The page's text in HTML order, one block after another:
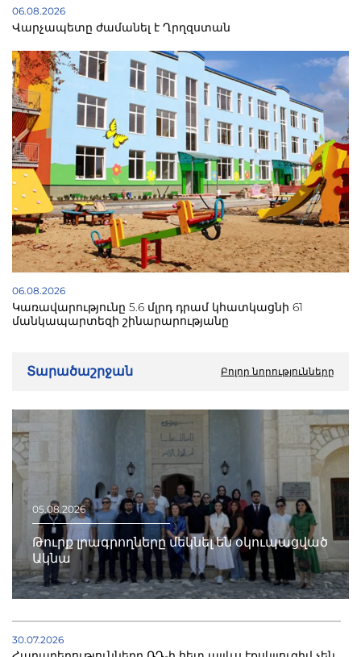
06.08.2026
Վարչապետը ժամանել է Ղրղզստան
06.08.2026
Կառավարությունը 5.6 մլրդ դրամ կհատկացնի 61
մանկապարտեզի շինարարությանը
Տարածաշրջան Բոլոր նորությունները
05.08.2026
Թուրք լրագրողները մեկնել են օկուպացված
Ակնա
30.07.2026